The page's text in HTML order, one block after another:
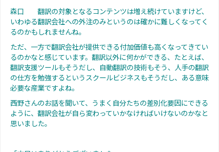
森口 翻訳の対象となるコンテンツは増え続けていますけど、
いわゆる翻訳会社への外注のみというのは確かに難しくなってく
るのかもしれませんね。
ただ、一方で翻訳会社が提供できる付加価値も高くなってきてい
るのかなと感じています。翻訳以外に何かができる、たとえば、
翻訳支援ツールもそうだし、自動翻訳の技術もそう、人手の翻訳
の仕方を勉強するというスクールビジネスもそうだし、ある意味
必要な産業ですよね。
西野さんのお話を聞いて、うまく自分たちの差別化要因にできる
ように、翻訳会社が自ら変わっていかなければいけないのかなと
思いました。